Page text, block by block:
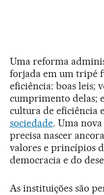
Uma reforma
forjada em um tripé
eficiência: boas leis;
cumprimento delas;
cultura de eficiência
sociedade. Uma
precisa nascer
valores e princípios
democracia e do
As instituições são